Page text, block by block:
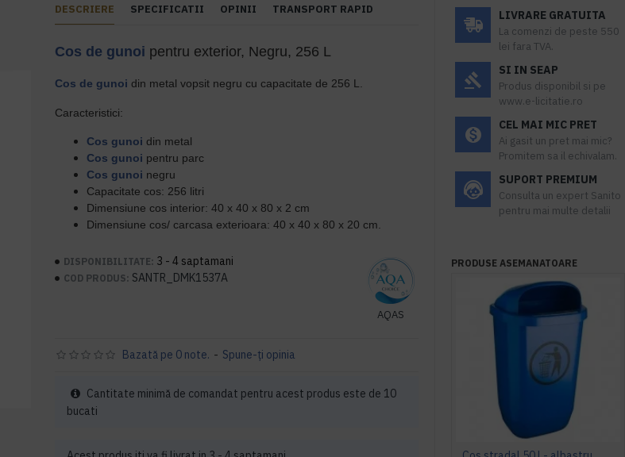
DESCRIERE SPECIFICATII OPINII TRANSPORT RAPID
Cos de gunoi pentru exterior, Negru, 256 L
Cos de gunoi din metal vopsit negru cu capacitate de 256 L.
Caracteristici:
Cos gunoi din metal
Cos gunoi pentru parc
Cos gunoi negru
Capacitate cos: 256 litri
Dimensiune cos interior: 40 x 40 x 80 x 2 cm
Dimensiune cos/ carcasa exterioara: 40 x 40 x 80 x 20 cm.
DISPONIBILITATE: 3 - 4 saptamani
COD PRODUS: SANTR_DMK1537A
AQAS
Bazată pe 0 note. - Spune-ţi opinia
Cantitate minimă de comandat pentru acest produs este de 10
bucati
LIVRARE GRATUITA
La comenzi de peste 550
lei fara TVA.
SI IN SEAP
Produs disponibil si pe
www.e-licitatie.ro
CEL MAI MIC PRET
Ai gasit un pret mai mic?
Promitem sa il echivalam.
SUPORT PREMIUM
Consulta un expert Sanito
pentru mai multe detalii
PRODUSE ASEMANATOARE